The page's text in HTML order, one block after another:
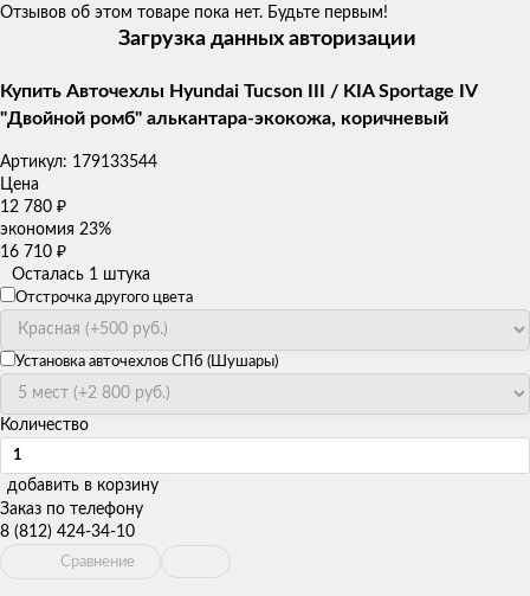
Отзывов об этом товаре пока нет. Будьте первым!
Загрузка данных авторизации
Купить Авточехлы Hyundai Tucson III / KIA Sportage IV
"Двойной ромб" алькантара-экокожа, коричневый
Артикул: 179133544
Цена
12 780 ₽
экономия 23%
16 710 ₽
Осталась 1 штука
Отстрочка другого цвета
Установка авточехлов СПб (Шушары)
Количество
добавить в корзину
Заказ по телефону
8 (812) 424-34-10
Сравнение